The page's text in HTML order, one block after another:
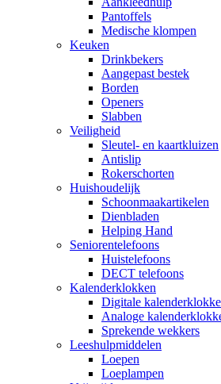
Pantoffels
Medische klompen
Keuken
Drinkbekers
Aangepast bestek
Borden
Openers
Slabben
Veiligheid
Sleutel- en kaartkluizen
Antislip
Rokerschorten
Huishoudelijk
Schoonmaakartikelen
Dienbladen
Helping Hand
Seniorentelefoons
Huistelefoons
DECT telefoons
Kalenderklokken
Digitale
Analoge
Sprekende wekkers
Leeshulpmiddelen
Loepen
Loeplampen